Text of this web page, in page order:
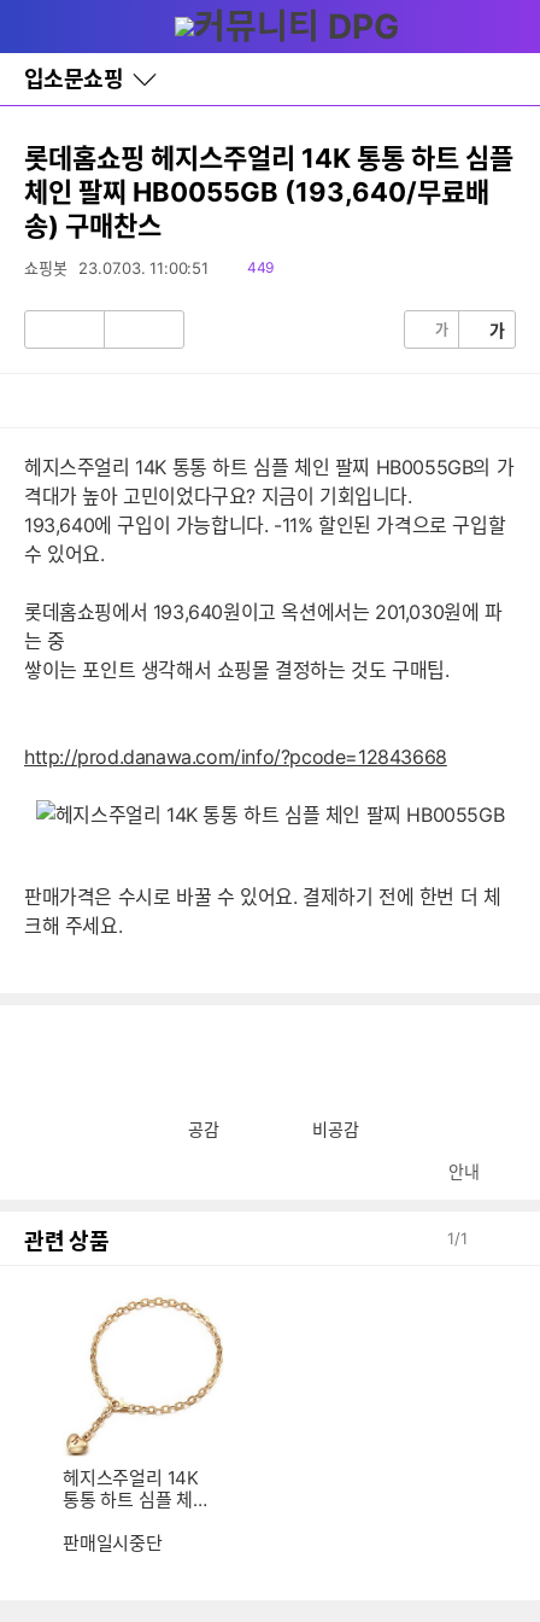
와
홈
입소문쇼핑
바
로
기
레
이
어
창
글
롯데홈쇼핑 헤지스주얼리 14K 통통 하트 심플
체인 팔찌 HB0055GB (193,640/무료배
송) 구매찬스
쇼핑봇 23.07.03. 11:00:51
읽
449
가 가
헤지스주얼리 14K 통통 하트 심플 체인 팔찌 HB0055GB의 가
격대가 높아 고민이었다구요? 지금이 기회입니다.
193,640에 구입이 가능합니다. -11% 할인된 가격으로 구입할
수 있어요.
롯데홈쇼핑에서 193,640원이고 옥션에서는 201,030원에 파
는 중
쌓이는 포인트 생각해서 쇼핑몰 결정하는 것도 구매팁.
http://prod.danawa.com/info/?pcode=12843668
판매가격은 수시로 바꿀 수 있어요. 결제하기 전에 한번 더 체
크해 주세요.
공감 비공감
안내
관련 상품 1/1
헤지스주얼리 14K
통통 하트 심플 체인
판매일시중단